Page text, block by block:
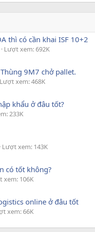
thì có cần khai ISF 10+2
Lượt xem: 692K
9M7 chở pallet.
Lượt xem: 468K
khẩu ở đâu tốt?
233K
Lượt xem: 143K
có tốt không?
xem: 106K
online ở đâu tốt
xem: 66K